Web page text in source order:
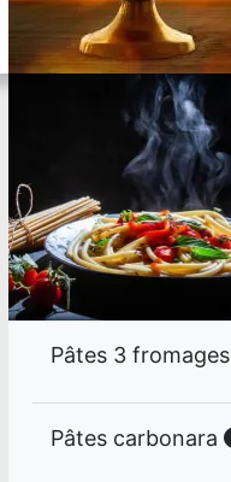
Pâtes 3 fromages
Pâtes carbonara